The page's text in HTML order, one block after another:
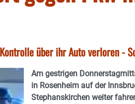
über ihr Auto verloren -
Am gestrigen
in Rosenheim auf der
Stephanskirchen weiter